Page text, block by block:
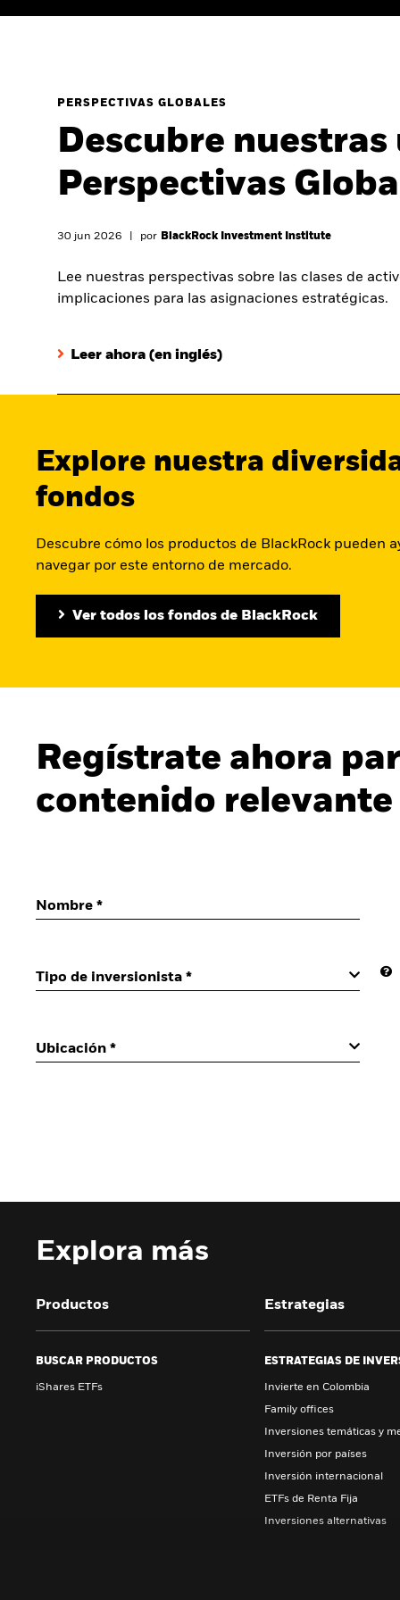
PERSPECTIVAS GLOBALES
Descubre
Perspectivas
30 jun 2026 por BlackRock Investment Institute
Lee nuestras perspectivas sobre las clases de
implicaciones para las asignaciones estratégicas.
Leer ahora (en inglés)
Explore nuestra
fondos
Descubre cómo los productos de BlackRock pueden
navegar por este entorno de mercado.
Ver todos los fondos de BlackRock
Regístrate ahora
contenido relevante
Nombre *
Tipo de inversionista *
Ubicación *
Explora más
Productos
BUSCAR PRODUCTOS
iShares ETFs
Estrategias
ESTRATEGIAS DE
Invierte en Colombia
Family offices
Inversiones temáticas y
Inversión por países
Inversión internacional
ETFs de Renta Fija
Inversiones alternativas